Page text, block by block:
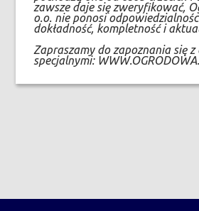
zawsze daje się zweryfikować,
o.o. nie ponosi
dokładność, kompletność i
Zapraszamy do zapoznania się
specjalnymi: